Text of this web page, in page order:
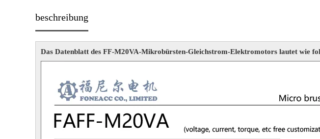
beschreibung
Das Datenblatt des FF-M20VA-Mikrobürsten-Gleichstrom-Elektromotors lautet wie